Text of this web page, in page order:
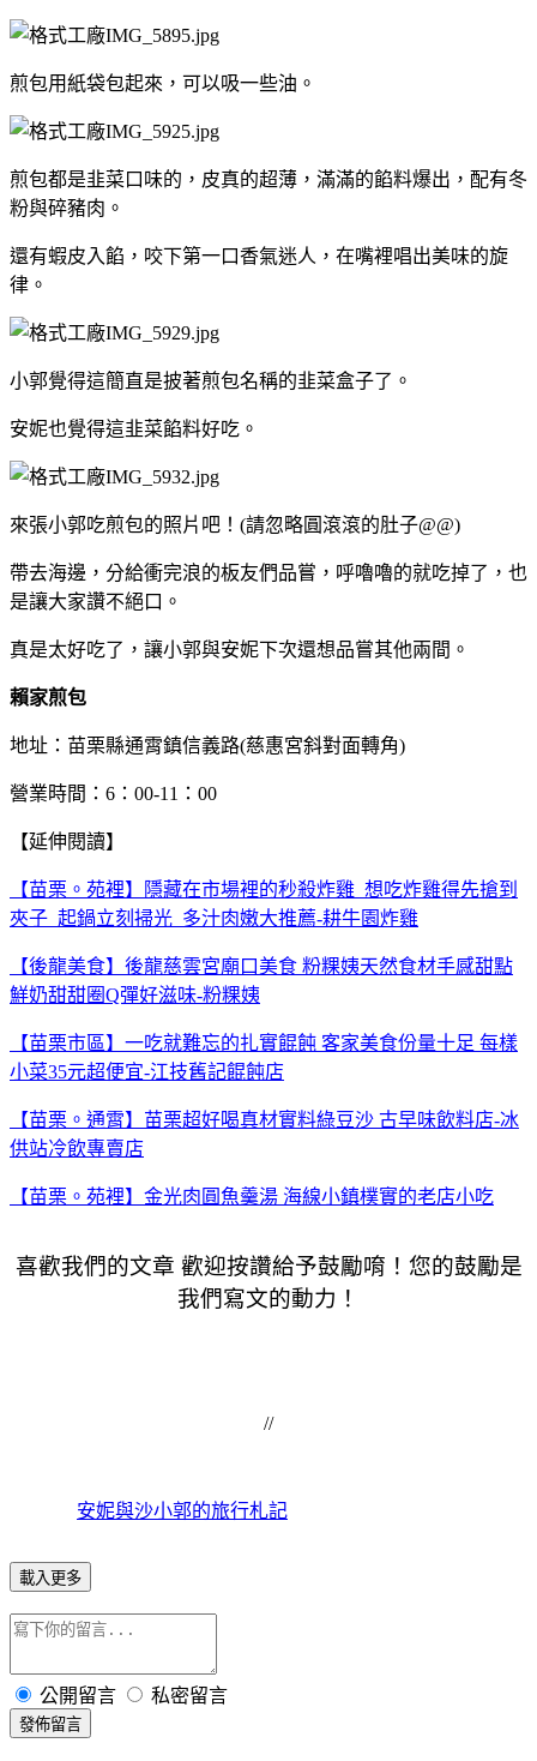
煎包用紙袋包起來，可以吸一些油。
煎包都是韭菜口味的，皮真的超薄，滿滿的餡料爆出，配有冬
粉與碎豬肉。
還有蝦皮入餡，咬下第一口香氣迷人，在嘴裡唱出美味的旋
律。
小郭覺得這簡直是披著煎包名稱的韭菜盒子了。
安妮也覺得這韭菜餡料好吃。
來張小郭吃煎包的照片吧！(請忽略圓滾滾的肚子@@)
帶去海邊，分給衝完浪的板友們品嘗，呼嚕嚕的就吃掉了，也
是讓大家讚不絕口。
真是太好吃了，讓小郭與安妮下次還想品嘗其他兩間。
賴家煎包
地址：苗栗縣通霄鎮信義路(慈惠宮斜對面轉角)
營業時間：6：00-11：00
【延伸閱讀】
【苗栗。苑裡】隱藏在市場裡的秒殺炸雞 想吃炸雞得先搶到
夾子 起鍋立刻掃光 多汁肉嫩大推薦-耕牛園炸雞
【後龍美食】後龍慈雲宮廟口美食 粉粿姨天然食材手感甜點
鮮奶甜甜圈Q彈好滋味-粉粿姨
【苗栗市區】一吃就難忘的扎實餛飩 客家美食份量十足 每樣
小菜35元超便宜-江技舊記餛飩店
【苗栗。通霄】苗栗超好喝真材實料綠豆沙 古早味飲料店-冰
供站冷飲專賣店
【苗栗。苑裡】金光肉圓魚羹湯 海線小鎮樸實的老店小吃
喜歡我們的文章 歡迎按讚給予鼓勵唷！您的鼓勵是
我們寫文的動力！
//
安妮與沙小郭的旅行札記
載入更多
公開留言 私密留言
發佈留言